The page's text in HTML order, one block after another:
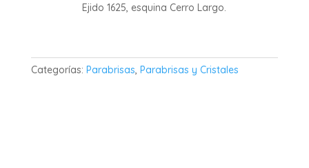
Ejido 1625, esquina Cerro Largo.
Categorías: Parabrisas, Parabrisas y Cristales